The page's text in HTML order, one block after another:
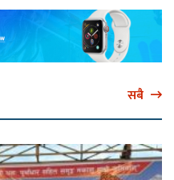
सबै